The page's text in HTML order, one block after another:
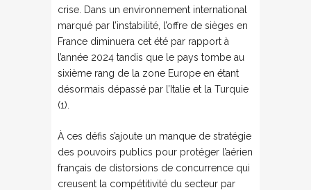
crise. Dans un environnement international
marqué par l’instabilité, l’offre de sièges en
France diminuera cet été par rapport à
l’année 2024 tandis que le pays tombe au
sixième rang de la zone Europe en étant
désormais dépassé par l’Italie et la Turquie
(1).
À ces défis s’ajoute un manque de stratégie
des pouvoirs publics pour protéger l’aérien
français de distorsions de concurrence qui
creusent la compétitivité du secteur par